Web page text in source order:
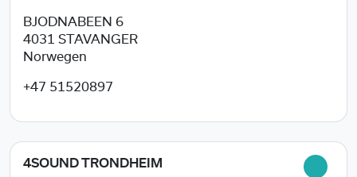
BJODNABEEN 6
4031 STAVANGER
Norwegen
+47 51520897
4SOUND TRONDHEIM